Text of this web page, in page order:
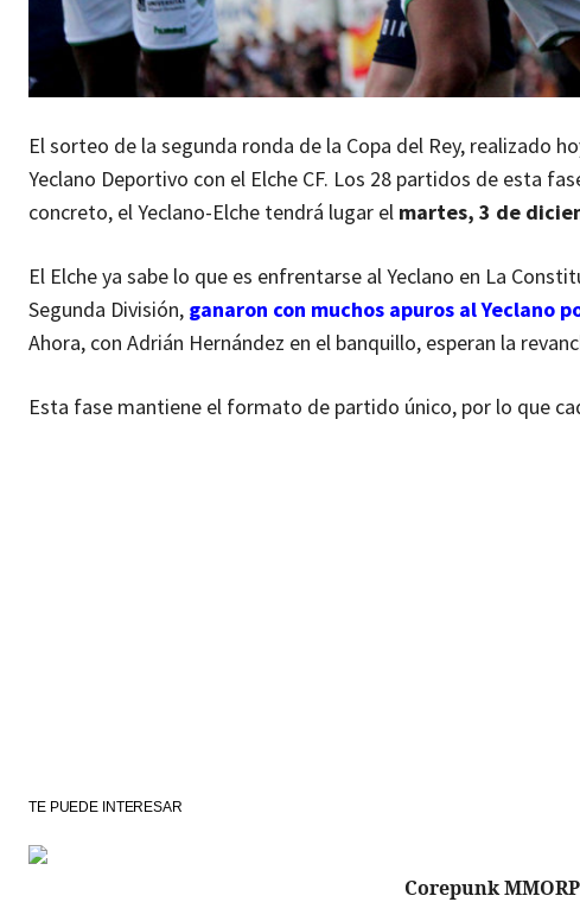
El sorteo de la segunda ronda de la Copa del Rey, realizado
Yeclano Deportivo con el Elche CF. Los 28 partidos de esta
concreto, el Yeclano-Elche tendrá lugar el martes, 3 de
El Elche ya sabe lo que es enfrentarse al Yeclano en La
Segunda División, ganaron con muchos apuros al Yeclano
Ahora, con Adrián Hernández en el banquillo, esperan la
Esta fase mantiene el formato de partido único, por lo que
TE PUEDE INTERESAR
Corepunk